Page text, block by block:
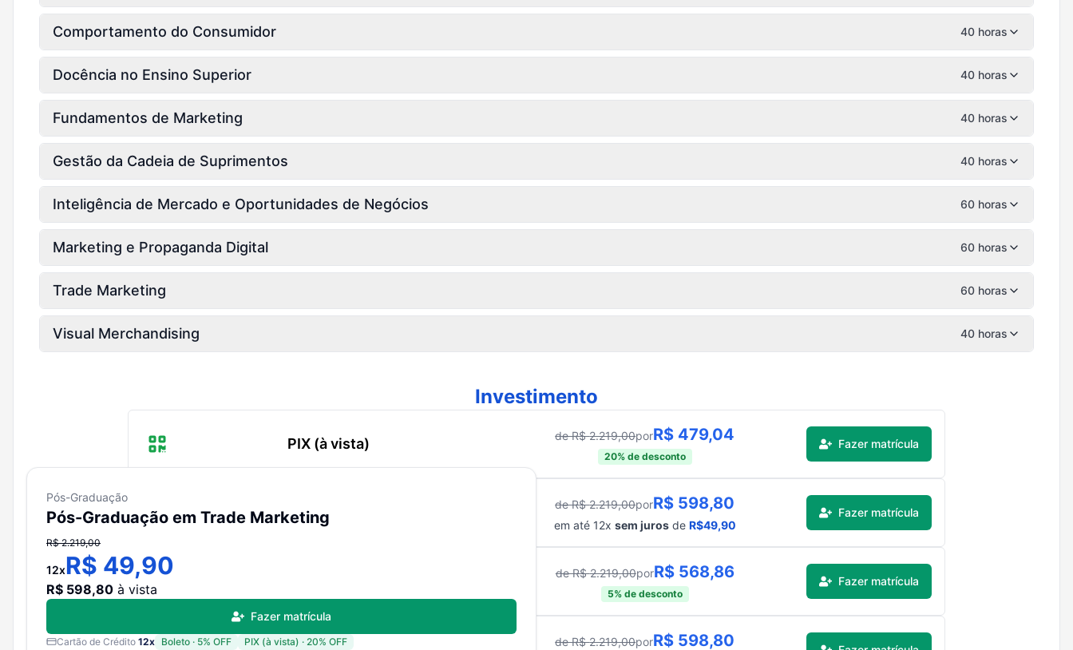
Comportamento do Consumidor 40 horas
Docência no Ensino Superior 40 horas
Fundamentos de Marketing 40 horas
Gestão da Cadeia de Suprimentos 40 horas
Inteligência de Mercado e Oportunidades de Negócios 60 horas
Marketing e Propaganda Digital 60 horas
Trade Marketing 60 horas
Visual Merchandising 40 horas
Investimento
PIX (à vista) de R$2.219,00porR$ 479,04
20% de desconto
Fazer matrícula
Cartão de Crédito de R$2.219,00porR$ 598,80
em até 12x sem jurosde R$49,90
Fazer matrícula
de R$2.219,00porR$ 568,86
5% de desconto
Fazer matrícula
de R$2.219,00porR$ 598,80
Pós-Graduação
Pós-Graduação em Trade Marketing
R$2.219,00
12xR$ 49,90
R$ 598,80 à vista
Fazer matrícula
Cartão de Crédito 12x Boleto · 5% OFF PIX (à vista) · 20% OFF